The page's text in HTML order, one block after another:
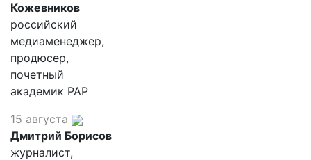
Кожевников
российский
медиаменеджер,
продюсер,
почетный
академик РАР
15 августа
Дмитрий Борисов
журналист,